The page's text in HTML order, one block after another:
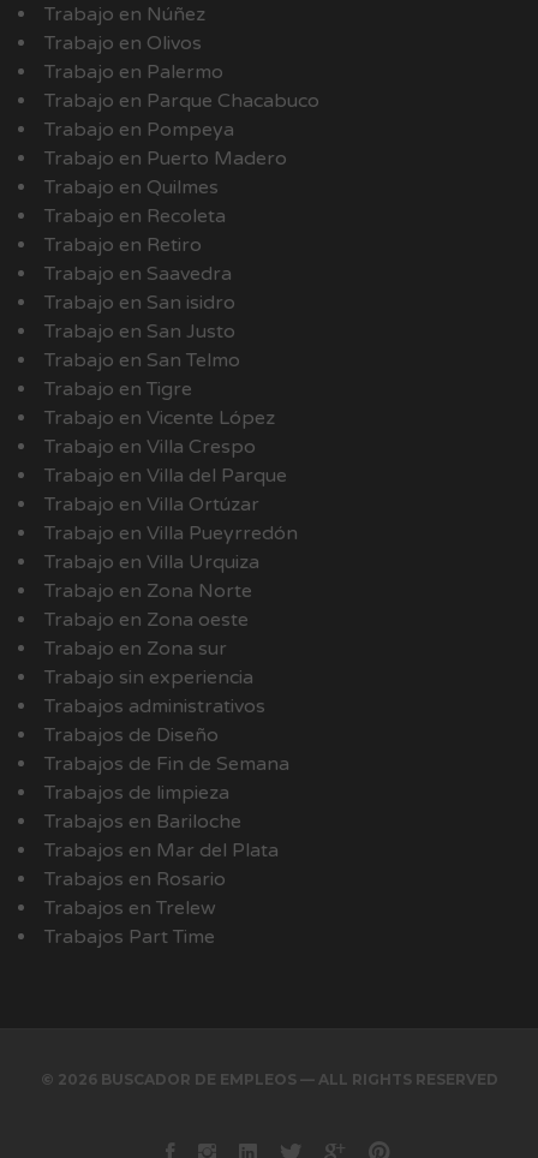
Trabajo en Núñez
Trabajo en Olivos
Trabajo en Palermo
Trabajo en Parque Chacabuco
Trabajo en Pompeya
Trabajo en Puerto Madero
Trabajo en Quilmes
Trabajo en Recoleta
Trabajo en Retiro
Trabajo en Saavedra
Trabajo en San isidro
Trabajo en San Justo
Trabajo en San Telmo
Trabajo en Tigre
Trabajo en Vicente López
Trabajo en Villa Crespo
Trabajo en Villa del Parque
Trabajo en Villa Ortúzar
Trabajo en Villa Pueyrredón
Trabajo en Villa Urquiza
Trabajo en Zona Norte
Trabajo en Zona oeste
Trabajo en Zona sur
Trabajo sin experiencia
Trabajos administrativos
Trabajos de Diseño
Trabajos de Fin de Semana
Trabajos de limpieza
Trabajos en Bariloche
Trabajos en Mar del Plata
Trabajos en Rosario
Trabajos en Trelew
Trabajos Part Time
© 2026 BUSCADOR DE EMPLEOS — ALL RIGHTS RESERVED